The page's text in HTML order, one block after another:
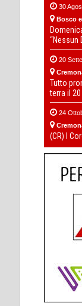
30
Bosco
“Nessun
20
Tutto
terra il
24
(CR) I